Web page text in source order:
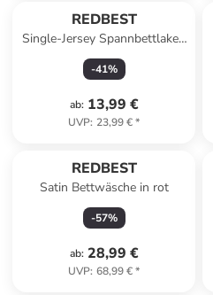
REDBEST
Single-Jersey Spannbettlaken
Pittsburgh in rose
-41%
ab: 13,99 €
UVP: 23,99 €*
REDBEST
Satin Bettwäsche in rot
-57%
ab: 28,99 €
UVP: 68,99 €*